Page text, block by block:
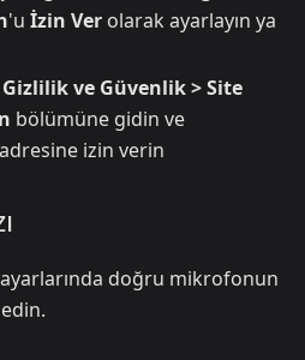
'u İzin Ver olarak ayarlayın ya
ve Güvenlik > Site
bölümüne gidin ve
adresine izin verin
doğru mikrofonun